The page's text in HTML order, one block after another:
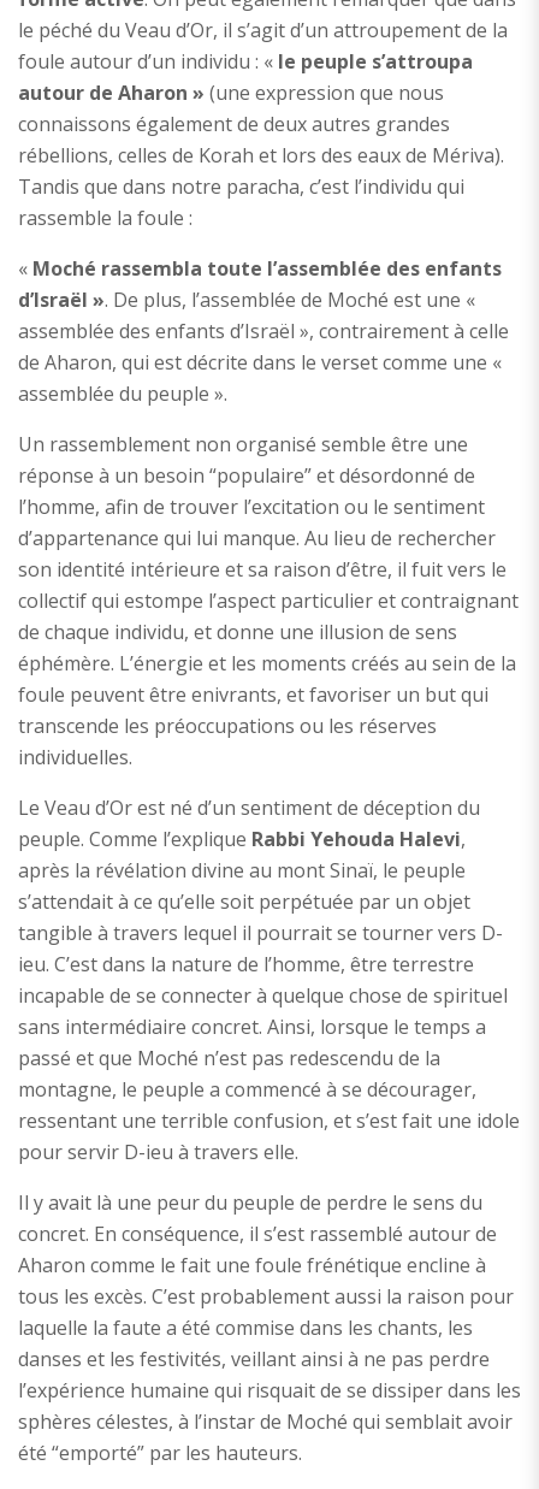
le péché du Veau d’Or, il s’agit d’un attroupement de la
foule autour d’un individu : « le peuple s’attroupa
autour de Aharon » (une expression que nous
connaissons également de deux autres grandes
rébellions, celles de Korah et lors des eaux de Mériva).
Tandis que dans notre paracha, c’est l’individu qui
rassemble la foule :
« Moché rassembla toute l’assemblée des enfants
d’Israël ». De plus, l’assemblée de Moché est une «
assemblée des enfants d’Israël », contrairement à celle
de Aharon, qui est décrite dans le verset comme une «
assemblée du peuple ».
Un rassemblement non organisé semble être une
réponse à un besoin “populaire” et désordonné de
l’homme, afin de trouver l’excitation ou le sentiment
d’appartenance qui lui manque. Au lieu de rechercher
son identité intérieure et sa raison d’être, il fuit vers le
collectif qui estompe l’aspect particulier et contraignant
de chaque individu, et donne une illusion de sens
éphémère. L’énergie et les moments créés au sein de la
foule peuvent être enivrants, et favoriser un but qui
transcende les préoccupations ou les réserves
individuelles.
Le Veau d’Or est né d’un sentiment de déception du
peuple. Comme l’explique Rabbi Yehouda Halevi,
après la révélation divine au mont Sinaï, le peuple
s’attendait à ce qu’elle soit perpétuée par un objet
tangible à travers lequel il pourrait se tourner vers D-
ieu. C’est dans la nature de l’homme, être terrestre
incapable de se connecter à quelque chose de spirituel
sans intermédiaire concret. Ainsi, lorsque le temps a
passé et que Moché n’est pas redescendu de la
montagne, le peuple a commencé à se décourager,
ressentant une terrible confusion, et s’est fait une idole
pour servir D-ieu à travers elle.
Il y avait là une peur du peuple de perdre le sens du
concret. En conséquence, il s’est rassemblé autour de
Aharon comme le fait une foule frénétique encline à
tous les excès. C’est probablement aussi la raison pour
laquelle la faute a été commise dans les chants, les
danses et les festivités, veillant ainsi à ne pas perdre
l’expérience humaine qui risquait de se dissiper dans les
sphères célestes, à l’instar de Moché qui semblait avoir
été “emporté” par les hauteurs.